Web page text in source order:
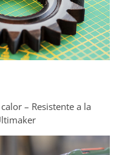
– Resistente a la